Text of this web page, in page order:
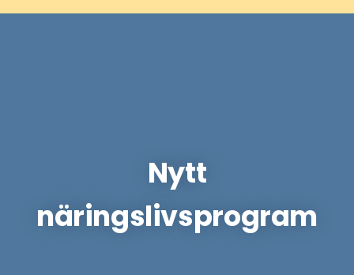
Nytt
näringslivsprogram